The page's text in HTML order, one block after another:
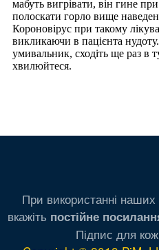
При використанні
вкажіть постійне
Підпис для